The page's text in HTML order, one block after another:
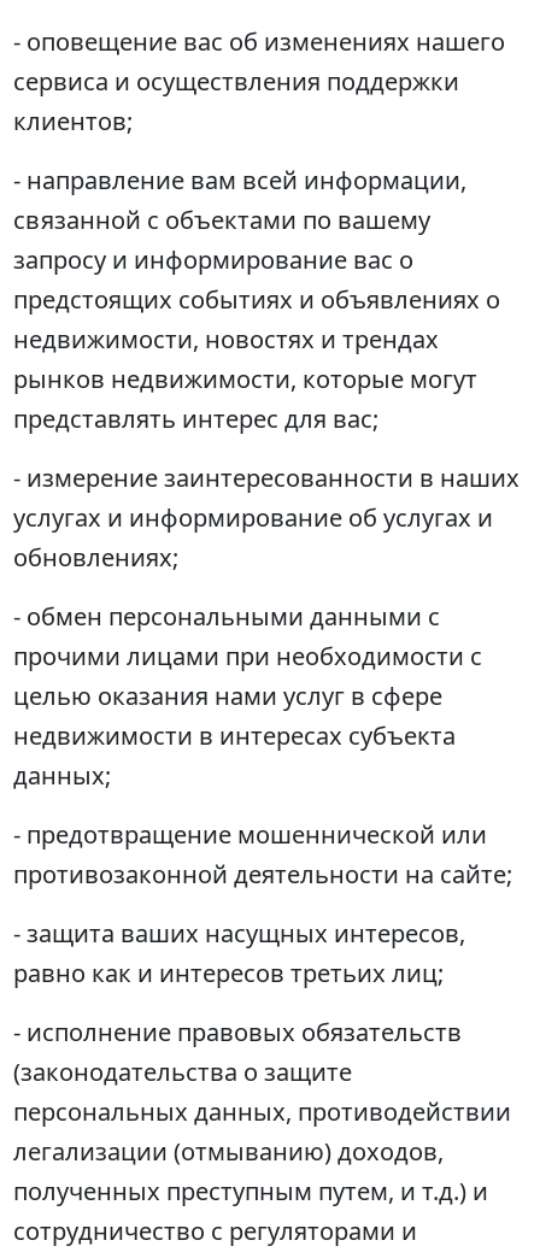
- оповещение вас об изменениях нашего
сервиса и осуществления поддержки
клиентов;
- направление вам всей информации,
связанной с объектами по вашему
запросу и информирование вас о
предстоящих событиях и объявлениях о
недвижимости, новостях и трендах
рынков недвижимости, которые могут
представлять интерес для вас;
- измерение заинтересованности в наших
услугах и информирование об услугах и
обновлениях;
- обмен персональными данными с
прочими лицами при необходимости с
целью оказания нами услуг в сфере
недвижимости в интересах субъекта
данных;
- предотвращение мошеннической или
противозаконной деятельности на сайте;
- защита ваших насущных интересов,
равно как и интересов третьих лиц;
- исполнение правовых обязательств
(законодательства о защите
персональных данных, противодействии
легализации (отмыванию) доходов,
полученных преступным путем, и т.д.) и
сотрудничество с регуляторами и